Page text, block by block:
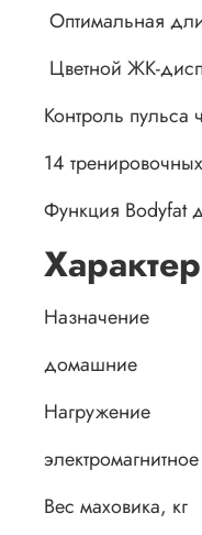
Оптимальная
Цветной ЖК-
Контроль
14
Функция Bodyfat
Назначение
домашние
Нагружение
электромагнитное
Вес маховика, кг